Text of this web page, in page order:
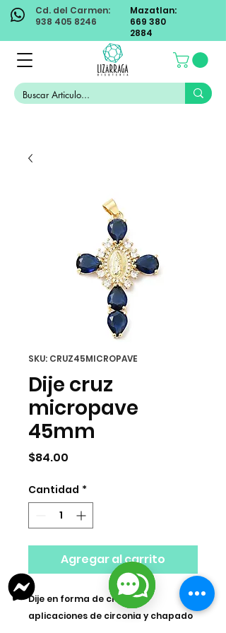
Cd. del Carmen:
938 405 8246
Mazatlan:
669 380
2884
SKU: CRUZ45MICROPAVE
Dije cruz
micropave
45mm
$84.00
Cantidad *
Agregar al carrito
Dije en forma de cruz con
aplicaciones de circonia y chapado